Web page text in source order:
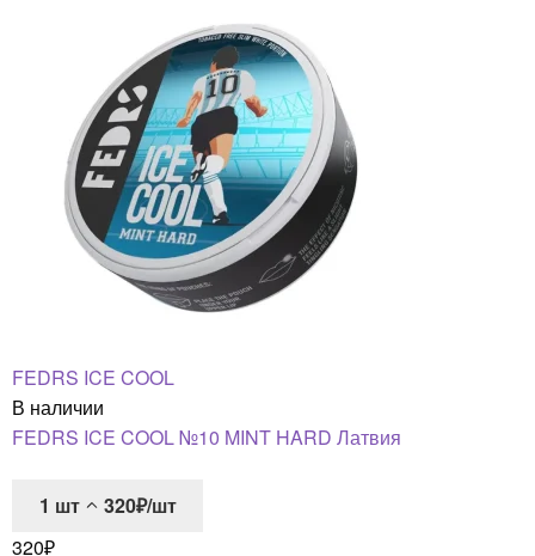
FEDRS ICE COOL
В наличии
FEDRS ICE COOL №10 MINT HARD Латвия
1 шт
320₽/шт
320₽